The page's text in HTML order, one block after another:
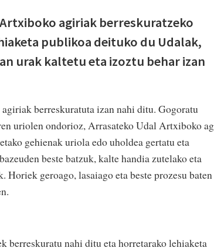
agiriak berreskuratzeko
publikoa deituko du Udalak,
urak kaltetu eta izoztu behar izan
berreskuratuta izan nahi ditu. Gogoratu
uriolen ondorioz, Arrasateko Udal Artxiboko
gehienak uriola edo uholdea gertatu eta
beste batzuk, kalte handia zutelako eta
geroago, lasaiago eta beste prozesu baten
berreskuratu nahi ditu eta horretarako lehiaketa